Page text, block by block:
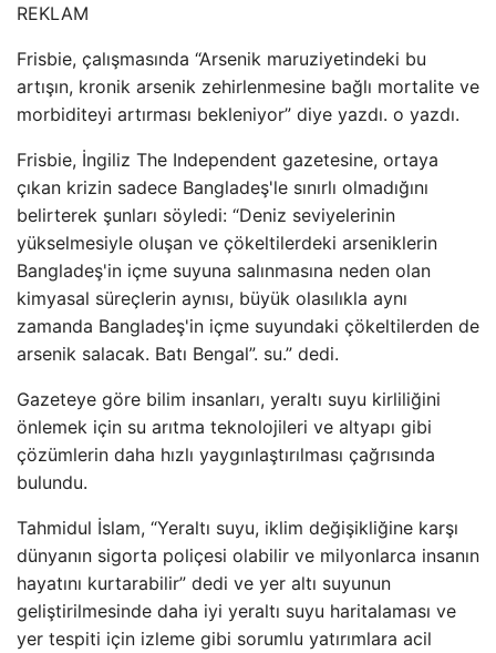
REKLAM
Frisbie, çalışmasında “Arsenik maruziyetindeki bu
artışın, kronik arsenik zehirlenmesine bağlı mortalite ve
morbiditeyi artırması bekleniyor” diye yazdı. o yazdı.
Frisbie, İngiliz The Independent gazetesine, ortaya
çıkan krizin sadece Bangladeş'le sınırlı olmadığını
belirterek şunları söyledi: “Deniz seviyelerinin
yükselmesiyle oluşan ve çökeltilerdeki arseniklerin
Bangladeş'in içme suyuna salınmasına neden olan
kimyasal süreçlerin aynısı, büyük olasılıkla aynı
zamanda Bangladeş'in içme suyundaki çökeltilerden de
arsenik salacak. Batı Bengal”. su.” dedi.
Gazeteye göre bilim insanları, yeraltı suyu kirliliğini
önlemek için su arıtma teknolojileri ve altyapı gibi
çözümlerin daha hızlı yaygınlaştırılması çağrısında
bulundu.
Tahmidul İslam, “Yeraltı suyu, iklim değişikliğine karşı
dünyanın sigorta poliçesi olabilir ve milyonlarca insanın
hayatını kurtarabilir” dedi ve yer altı suyunun
geliştirilmesinde daha iyi yeraltı suyu haritalaması ve
yer tespiti için izleme gibi sorumlu yatırımlara acil